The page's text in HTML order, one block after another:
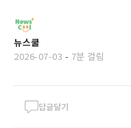
뉴스쿨
2026-07-03 - 7분 걸림
답글달기